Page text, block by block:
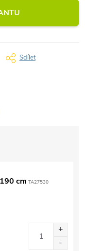
Sdílet
cm TA27530